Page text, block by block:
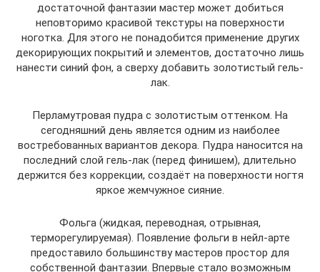
достаточной фантазии мастер может добиться
неповторимо красивой текстуры на поверхности
ноготка. Для этого не понадобится применение других
декорирующих покрытий и элементов, достаточно лишь
нанести синий фон, а сверху добавить золотистый гель-
лак.
Перламутровая пудра с золотистым оттенком. На
сегодняшний день является одним из наиболее
востребованных вариантов декора. Пудра наносится на
последний слой гель-лак (перед финишем), длительно
держится без коррекции, создаёт на поверхности ногтя
яркое жемчужное сияние.
Фольга (жидкая, переводная, отрывная,
терморегулируемая). Появление фольги в нейл-арте
предоставило большинству мастеров простор для
собственной фантазии. Впервые стало возможным